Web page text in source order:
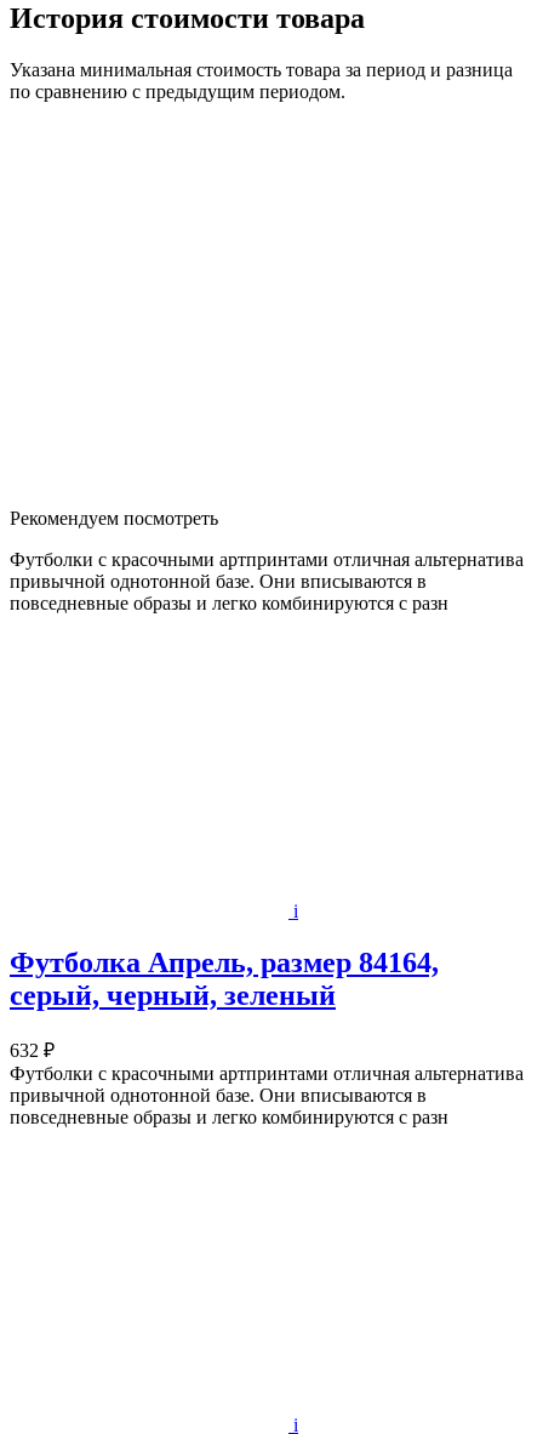
История стоимости товара
Указана минимальная стоимость товара за период и разница
по сравнению с предыдущим периодом.
Рекомендуем посмотреть
Футболки с красочными артпринтами отличная альтернатива
привычной однотонной базе. Они вписываются в
повседневные образы и легко комбинируются с разн
i
Футболка Апрель, размер 84164,
серый, черный, зеленый
632 ₽
Футболки с красочными артпринтами отличная альтернатива
привычной однотонной базе. Они вписываются в
повседневные образы и легко комбинируются с разн
i